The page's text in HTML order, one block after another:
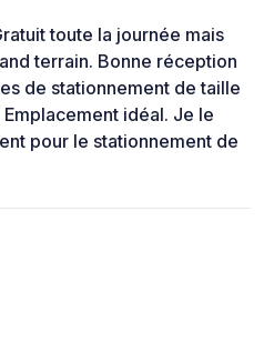
toute la journée mais
terrain. Bonne réception
de stationnement de taille
idéal. Je le
pour le stationnement de